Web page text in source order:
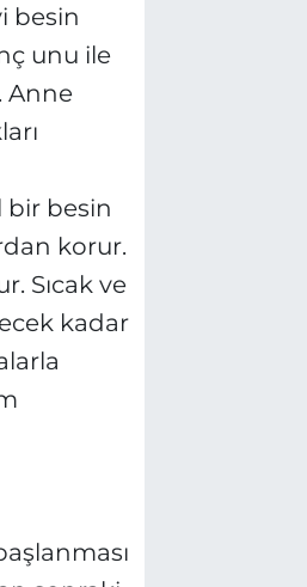
besin
unu ile
Anne
bir besin
korur.
Sıcak ve
kadar